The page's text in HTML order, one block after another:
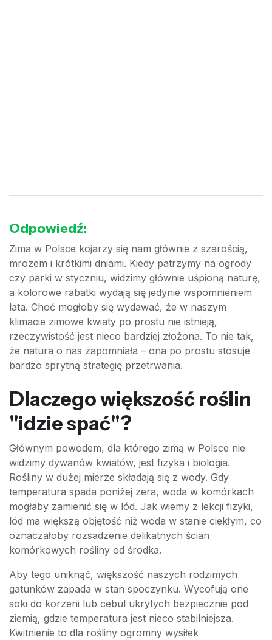
Odpowiedź:
Zima w Polsce kojarzy się nam głównie z szarością,
mrozem i krótkimi dniami. Kiedy patrzymy na ogrody
czy parki w styczniu, widzimy głównie uśpioną naturę,
a kolorowe rabatki wydają się jedynie wspomnieniem
lata. Choć mogłoby się wydawać, że w naszym
klimacie zimowe kwiaty po prostu nie istnieją,
rzeczywistość jest nieco bardziej złożona. To nie tak,
że natura o nas zapomniała – ona po prostu stosuje
bardzo sprytną strategię przetrwania.
Dlaczego większość roślin
"idzie spać"?
Głównym powodem, dla którego zimą w Polsce nie
widzimy dywanów kwiatów, jest fizyka i biologia.
Rośliny w dużej mierze składają się z wody. Gdy
temperatura spada poniżej zera, woda w komórkach
mogłaby zamienić się w lód. Jak wiemy z lekcji fizyki,
lód ma większą objętość niż woda w stanie ciekłym, co
oznaczałoby rozsadzenie delikatnych ścian
komórkowych rośliny od środka.
Aby tego uniknąć, większość naszych rodzimych
gatunków zapada w stan spoczynku. Wycofują one
soki do korzeni lub cebul ukrytych bezpiecznie pod
ziemią, gdzie temperatura jest nieco stabilniejsza.
Kwitnienie to dla rośliny ogromny wysiłek